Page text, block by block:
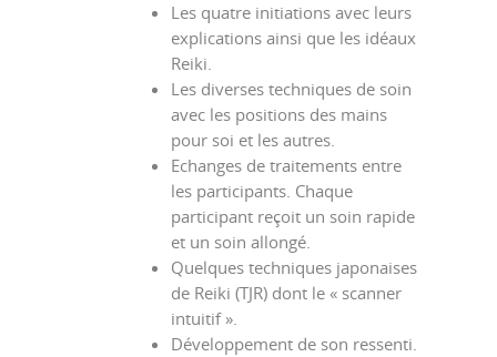
Les quatre initiations avec leurs
explications ainsi que les idéaux
Reiki.
Les diverses techniques de soin
avec les positions des mains
pour soi et les autres.
Echanges de traitements entre
les participants. Chaque
participant reçoit un soin rapide
et un soin allongé.
Quelques techniques japonaises
de Reiki (TJR) dont le « scanner
intuitif ».
Développement de son ressenti.